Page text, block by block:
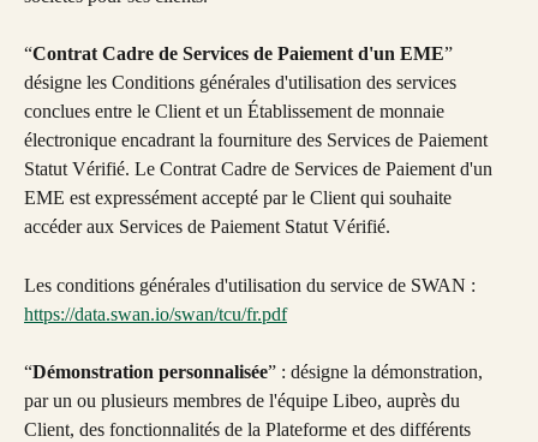
“Contrat Cadre de Services de Paiement d'un EME”
désigne les Conditions générales d'utilisation des services
conclues entre le Client et un Établissement de monnaie
électronique encadrant la fourniture des Services de Paiement
Statut Vérifié. Le Contrat Cadre de Services de Paiement d'un
EME est expressément accepté par le Client qui souhaite
accéder aux Services de Paiement Statut Vérifié.
Les conditions générales d'utilisation du service de SWAN :
https://data.swan.io/swan/tcu/fr.pdf
“Démonstration personnalisée” : désigne la démonstration,
par un ou plusieurs membres de l'équipe Libeo, auprès du
Client, des fonctionnalités de la Plateforme et des différents